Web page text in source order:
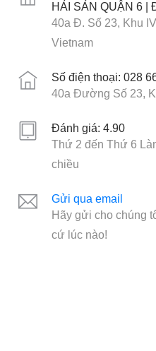
HẢI SẢN QUẬN 6 |
40a Đ. Số 23, Khu
Vietnam
Số điện thoại: 028
40a Đường Số 23,
Đánh giá: 4.90
Thứ 2 đến Thứ 6
chiều
Gửi qua email
Hãy gửi cho chúng
cứ lúc nào!